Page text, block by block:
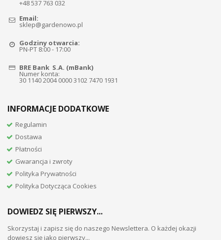
+48 537 763 032
Email:
sklep@gardenowo.pl
Godziny otwarcia:
PN-PT 8:00 - 17:00
BRE Bank S.A. (mBank)
Numer konta:
30 1140 2004 0000 3102 7470 1931
INFORMACJE DODATKOWE
Regulamin
Dostawa
Płatności
Gwarancja i zwroty
Polityka Prywatności
Polityka Dotycząca Cookies
DOWIEDZ SIĘ PIERWSZY...
Skorzystaj i zapisz się do naszego Newslettera. O każdej okazji
dowiesz się jako pierwszy...